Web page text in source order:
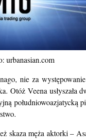
nie za
Otóż Veena
skaza męża aktorki –